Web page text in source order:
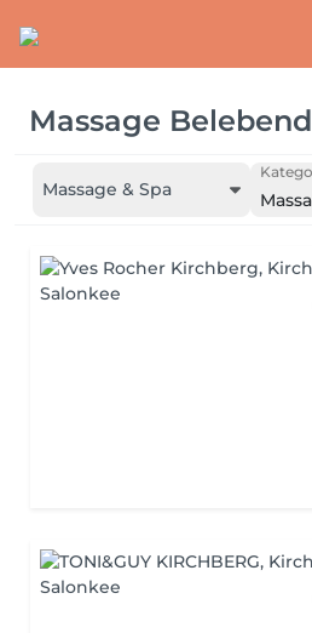
Massage Belebend
Massage & Spa